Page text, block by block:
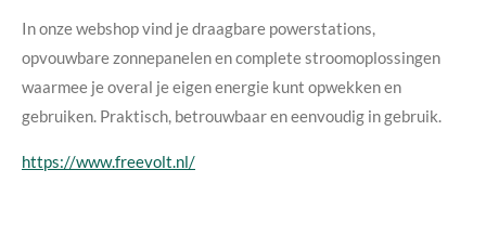
In onze webshop vind je draagbare powerstations,
opvouwbare zonnepanelen en complete stroomoplossingen
waarmee je overal je eigen energie kunt opwekken en
gebruiken. Praktisch, betrouwbaar en eenvoudig in gebruik.
https://www.freevolt.nl/